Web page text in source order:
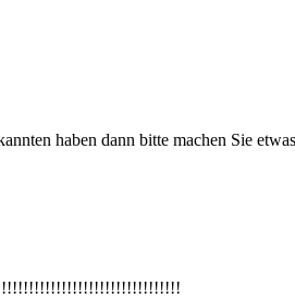
haben dann bitte machen Sie